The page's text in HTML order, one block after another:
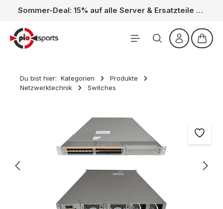
Zum Hauptinhalt springen Sommer-Deal: 15% auf alle Server & Ersatzteile – Kein Code nötig, der Rabatt wird automatisch im Warenkorb abgezogen. Gültig vom 01.06. bis 31.08.
Du bist hier: Kategorien
Produkte
Netzwerktechnik
Switches